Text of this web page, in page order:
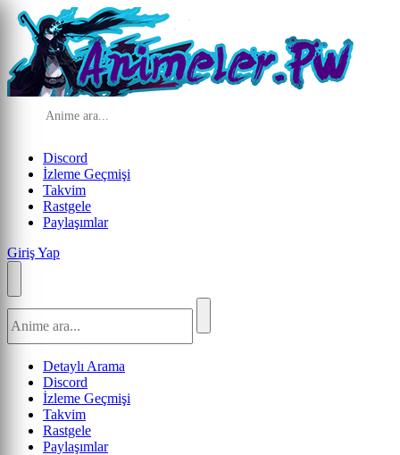
Discord
İzleme Geçmişi
Takvim
Rastgele
Paylaşımlar
Giriş Yap
Detaylı Arama
Discord
İzleme Geçmişi
Takvim
Rastgele
Paylaşımlar